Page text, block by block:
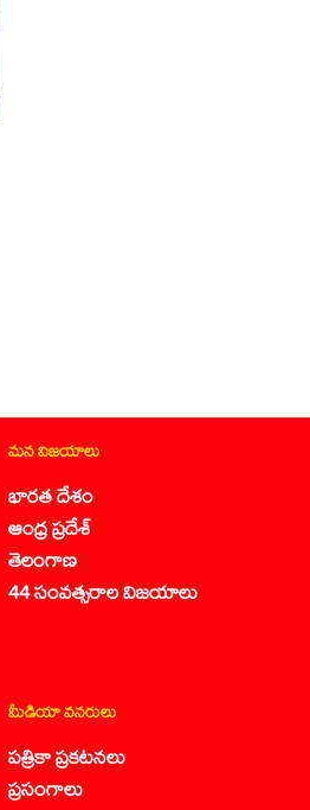
మన విజయాలు
భారత దేశం
ఆంధ్ర ప్రదేశ్
తెలంగాణ
44 సంవత్సరాల విజయాలు
మీడియా వనరులు
పత్రికా ప్రకటనలు
ప్రసంగాలు